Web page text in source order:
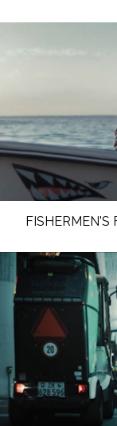
FISHERMEN'S